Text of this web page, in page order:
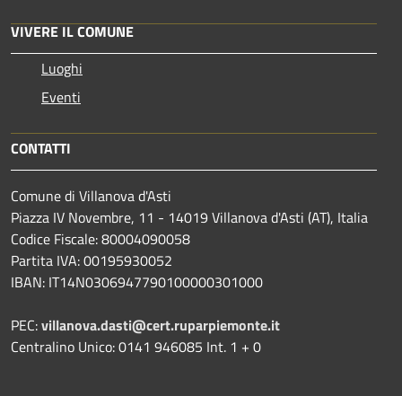
VIVERE IL COMUNE
Luoghi
Eventi
CONTATTI
Comune di Villanova d'Asti
Piazza IV Novembre, 11 - 14019 Villanova d'Asti (AT), Italia
Codice Fiscale: 80004090058
Partita IVA: 00195930052
IBAN: IT14N0306947790100000301000
PEC:villanova.dasti@cert.ruparpiemonte.it
Centralino Unico: 0141 946085 Int. 1 + 0